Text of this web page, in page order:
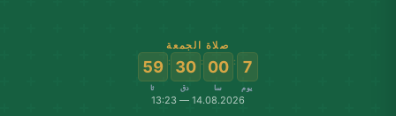
صلاة الجمعة
7
يوم
:
00
سا
:
30
دق
:
59
ثا
14.08.2026 — 13:23